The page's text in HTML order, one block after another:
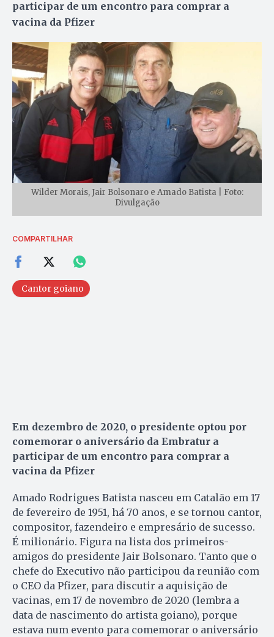
participar de um encontro para comprar a
vacina da Pfizer
Wilder Morais, Jair Bolsonaro e Amado Batista | Foto:
Divulgação
COMPARTILHAR
Cantor goiano
Em dezembro de 2020, o presidente optou por
comemorar o aniversário da Embratur a
participar de um encontro para comprar a
vacina da Pfizer
Amado Rodrigues Batista nasceu em Catalão em 17
de fevereiro de 1951, há 70 anos, e se tornou cantor,
compositor, fazendeiro e empresário de sucesso.
É milionário. Figura na lista dos primeiros-
amigos do presidente Jair Bolsonaro. Tanto que o
chefe do Executivo não participou da reunião com
o CEO da Pfizer, para discutir a aquisição de
vacinas, em 17 de novembro de 2020 (lembra a
data de nascimento do artista goiano), porque
estava num evento para comemorar o aniversário